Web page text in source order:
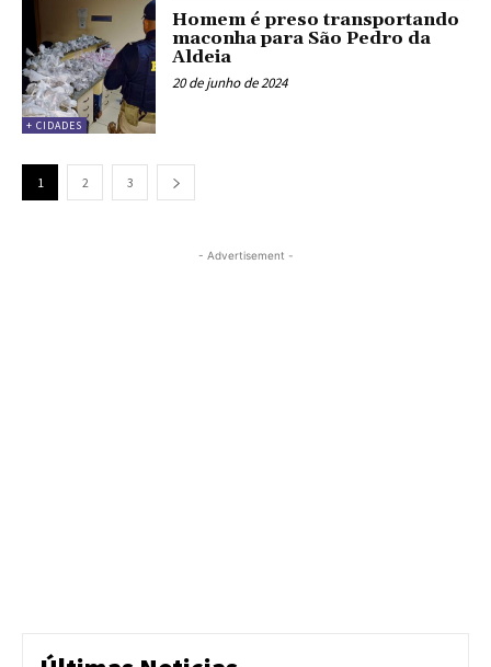
+ CIDADES
Homem é preso transportando
maconha para São Pedro da
Aldeia
20 de junho de 2024
1 2 3
- Advertisement -